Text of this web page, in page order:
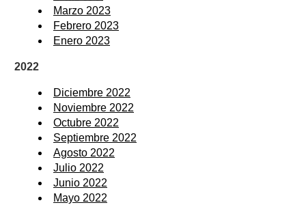
Marzo 2023
Febrero 2023
Enero 2023
2022
Diciembre 2022
Noviembre 2022
Octubre 2022
Septiembre 2022
Agosto 2022
Julio 2022
Junio 2022
Mayo 2022